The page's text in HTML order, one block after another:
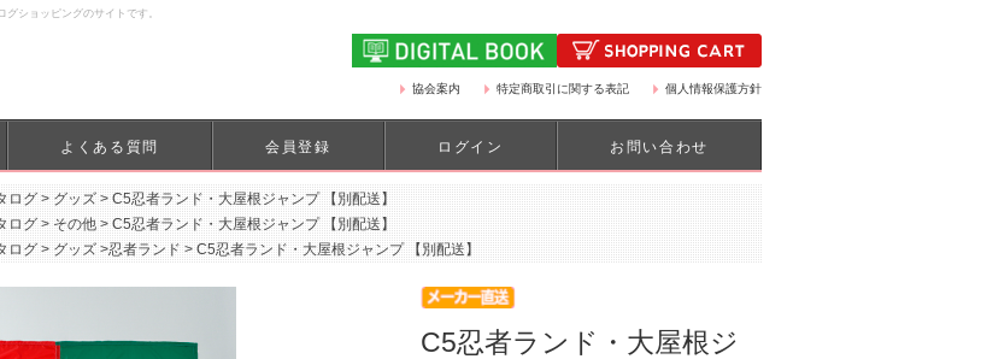
ショッピングのサイトです。
協会案内 特定商取引に関する表記 個人情報保護方針
よくある質問 会員登録 ログイン お問い合わせ
ログ>グッズ>C5忍者ランド・大屋根ジャンプ 【別配送】
ログ>その他>C5忍者ランド・大屋根ジャンプ 【別配送】
ログ>グッズ>忍者ランド>C5忍者ランド・大屋根ジャンプ 【別配送】
C5忍者ランド・大屋根ジ